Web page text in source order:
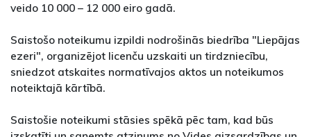
veido 10 000 – 12 000 eiro gadā.
Saistošo noteikumu izpildi nodrošinās biedrība "Liepājas
ezeri", organizējot licenču uzskaiti un tirdzniecību,
sniedzot atskaites normatīvajos aktos un noteikumos
noteiktajā kārtībā.
Saistošie noteikumi stāsies spēkā pēc tam, kad būs